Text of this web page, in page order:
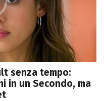
senza tempo:
in un Secondo, ma